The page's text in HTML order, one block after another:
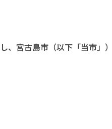
宮古島市（以下「当市」